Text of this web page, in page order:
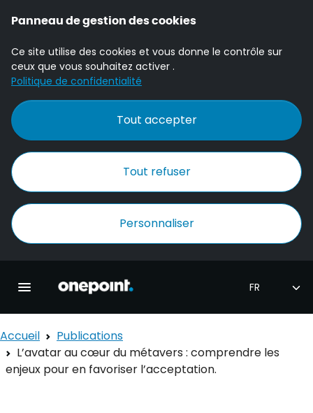
Panneau de gestion des cookies
Ce site utilise des cookies et vous donne le contrôle sur
ceux que vous souhaitez activer .
Politique de confidentialité
Tout accepter
Tout refuser
Personnaliser
Accueil Onepoint
Accueil
Publications
L’avatar au cœur du métavers : comprendre les
enjeux pour en favoriser l’acceptation.